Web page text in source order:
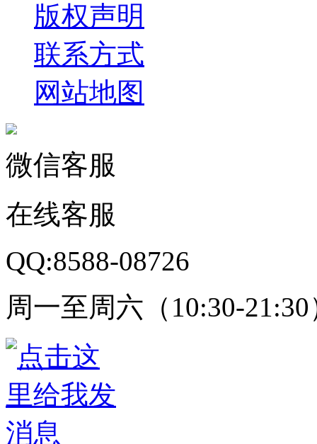
版权声明
联系方式
网站地图
微信客服
在线客服
QQ:8588-08726
周一至周六（10:30-21:30